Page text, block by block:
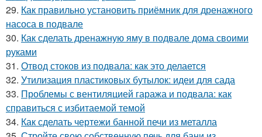
29. Как правильно установить приёмник для дренажного
насоса в подвале
30. Как сделать дренажную яму в подвале дома своими
руками
31. Отвод стоков из подвала: как это делается
32. Утилизация пластиковых бутылок: идеи для сада
33. Проблемы с вентиляцией гаража и подвала: как
справиться с избитаемой темой
34. Как сделать чертежи банной печи из металла